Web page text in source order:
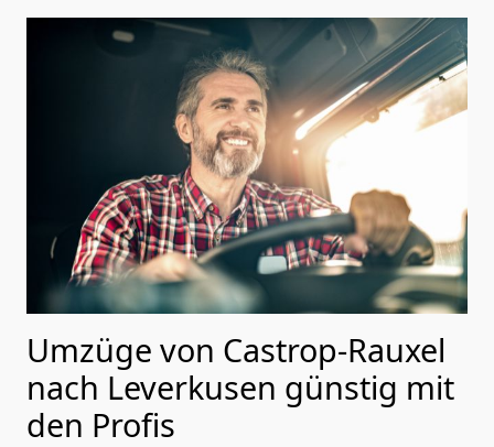
Umzüge von Castrop-Rauxel
nach Leverkusen günstig mit
den Profis